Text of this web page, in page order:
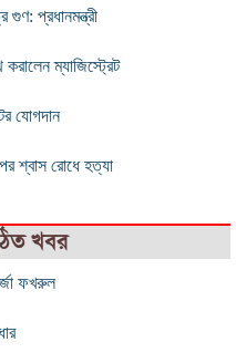
প্রধানমন্ত্রী
ম্যাজিস্ট্রেট
যোগদান
শ্বাস রোধে হত্যা
খবর
ফখরুল